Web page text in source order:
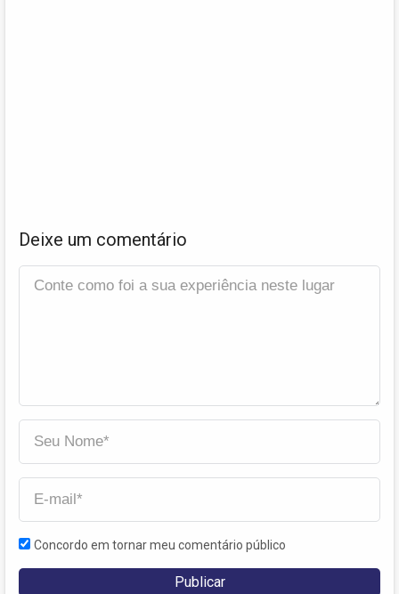
Deixe um comentário
Concordo em tornar meu comentário público